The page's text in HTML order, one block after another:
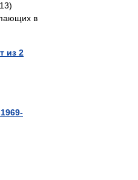
в
из 2